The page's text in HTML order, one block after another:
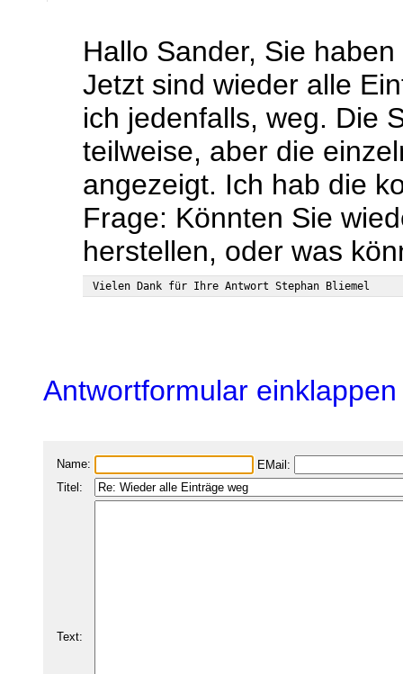
Hallo Sander, Sie
Jetzt sind wieder alle
ich jedenfalls, weg. Die
teilweise, aber die
angezeigt. Ich hab die
Frage: Könnten Sie
herstellen, oder was
Antwortformular einklappen
Name:
EMail:
Titel:
Text: